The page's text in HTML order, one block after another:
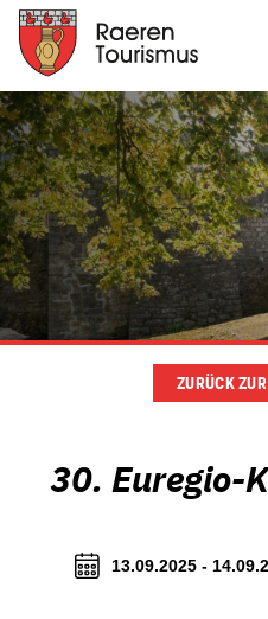
ZURÜCK
30. Euregio-
13.09.2025 -